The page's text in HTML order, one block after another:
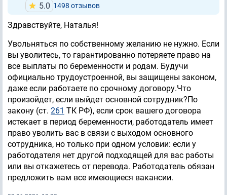
5.0 1498 отзывов
Здравствуйте, Наталья!
Увольняться по собственному желанию не нужно. Если
вы уволитесь, то гарантированно потеряете право на
все выплаты по беременности и родам. Будучи
официально трудоустроенной, вы защищены законом,
даже если работаете по срочному договору.Что
произойдет, если выйдет основной сотрудник?По
закону (ст. 261 ТК РФ), если срок вашего договора
истекает в период беременности, работодатель имеет
право уволить вас в связи с выходом основного
сотрудника, но только при одном условии: если у
работодателя нет другой подходящей для вас работы
или вы откажетесь от перевода. Работодатель обязан
предложить вам все имеющиеся вакансии.